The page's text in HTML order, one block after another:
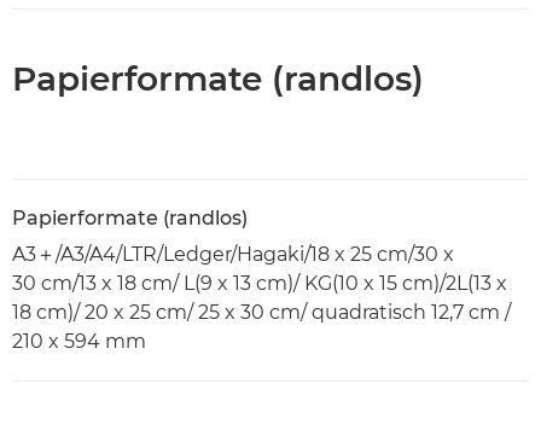
Papierformate (randlos)
Papierformate (randlos)
A3＋/A3/A4/LTR/Ledger/Hagaki/18 x 25 cm/30 x
30 cm/13 x 18 cm/ L(9 x 13 cm)/ KG(10 x 15 cm)/2L(13 x
18 cm)/ 20 x 25 cm/ 25 x 30 cm/ quadratisch 12,7 cm /
210 x 594 mm